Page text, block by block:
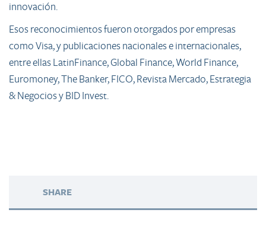
innovación.
Esos reconocimientos fueron otorgados por empresas
como Visa, y publicaciones nacionales e internacionales,
entre ellas LatinFinance, Global Finance, World Finance,
Euromoney, The Banker, FICO, Revista Mercado, Estrategia
& Negocios y BID Invest.
SHARE